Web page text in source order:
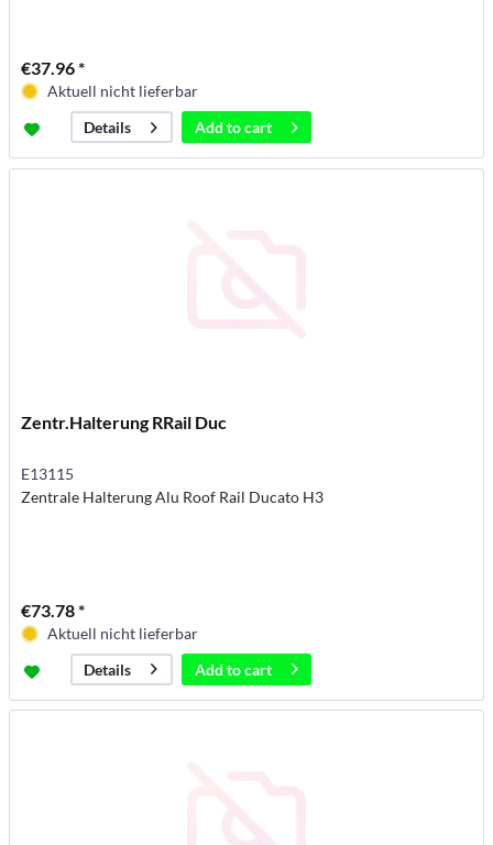
€37.96 *
Aktuell nicht lieferbar
Details
Add tocart
Zentr.Halterung RRail Duc
E13115
Zentrale Halterung Alu Roof Rail Ducato H3
€73.78 *
Aktuell nicht lieferbar
Details
Add tocart